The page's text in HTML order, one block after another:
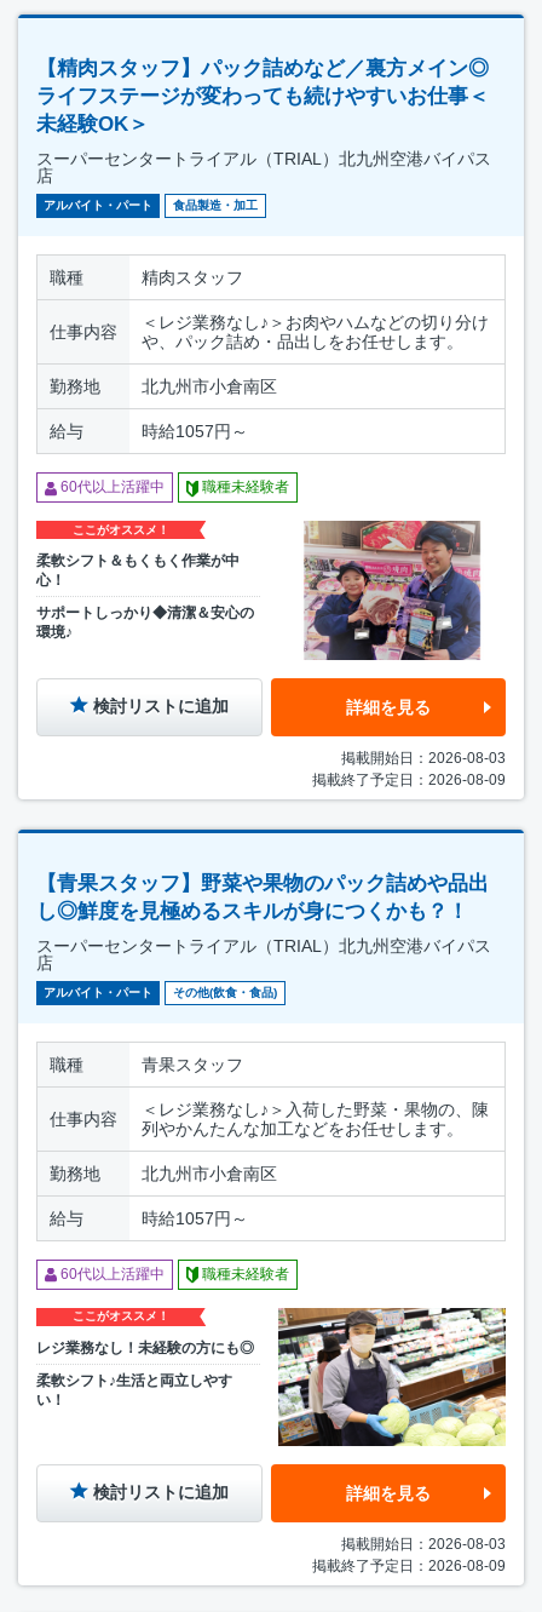
【精肉スタッフ】パック詰めなど／裏方メイン◎
ライフステージが変わっても続けやすいお仕事＜
未経験OK＞
スーパーセンタートライアル（TRIAL）北九州空港バイパス
店
アルバイト・パート 食品製造・加工
職種 精肉スタッフ
仕事内容
＜レジ業務なし♪＞お肉やハムなどの切り分け
や、パック詰め・品出しをお任せします。
勤務地 北九州市小倉南区
給与 時給1057円～
60代以上活躍中 職種未経験者
ここがオススメ！
柔軟シフト＆もくもく作業が中
心！
サポートしっかり◆清潔＆安心の
環境♪
検討リストに追加 詳細を見る
掲載開始日：2026-08-03
掲載終了予定日：2026-08-09
【青果スタッフ】野菜や果物のパック詰めや品出
し◎鮮度を見極めるスキルが身につくかも？！
スーパーセンタートライアル（TRIAL）北九州空港バイパス
店
アルバイト・パート その他(飲食・食品)
職種 青果スタッフ
仕事内容
＜レジ業務なし♪＞入荷した野菜・果物の、陳
列やかんたんな加工などをお任せします。
勤務地 北九州市小倉南区
給与 時給1057円～
60代以上活躍中 職種未経験者
ここがオススメ！
レジ業務なし！未経験の方にも◎
柔軟シフト♪生活と両立しやす
い！
検討リストに追加 詳細を見る
掲載開始日：2026-08-03
掲載終了予定日：2026-08-09